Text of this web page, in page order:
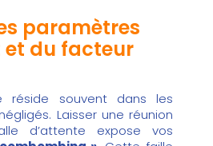
paramètres
du facteur
réside souvent dans les
Laisser une réunion
d’attente expose vos